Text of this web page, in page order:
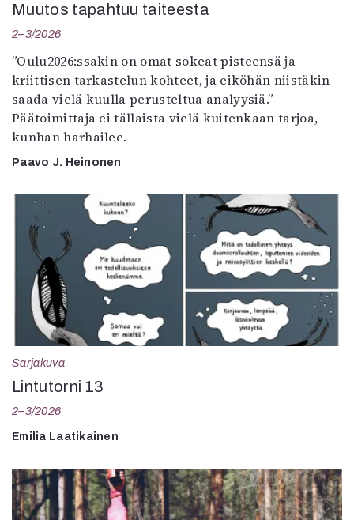
Muutos tapahtuu taiteesta
2–3/2026
”Oulu2026:ssakin on omat sokeat pisteensä ja
kriittisen tarkastelun kohteet, ja eiköhän niistäkin
saada vielä kuulla perusteltua analyysiä.”
Päätoimittaja ei tällaista vielä kuitenkaan tarjoa,
kunhan harhailee.
Paavo J. Heinonen
Sarjakuva
Lintutorni 13
2–3/2026
Emilia Laatikainen